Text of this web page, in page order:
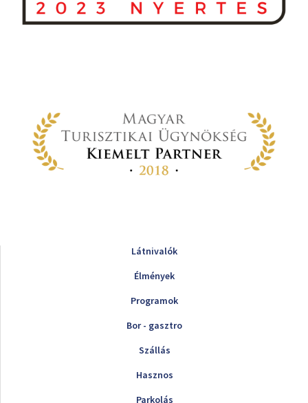
Látnivalók
Élmények
Programok
Bor - gasztro
Szállás
Hasznos
Parkolás